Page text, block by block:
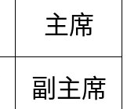
主席
副主席